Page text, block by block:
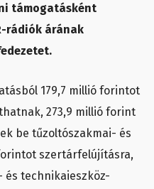
támogatásként
rádiók árának
179,7 millió forintot
273,9 millió forint
be tűzoltószakmai- és
szertárfelújításra,
és technikaieszköz-